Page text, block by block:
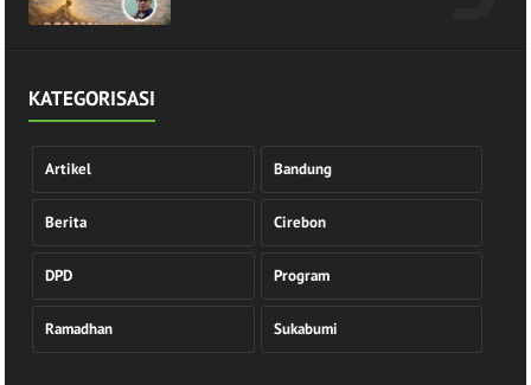
KATEGORISASI
Artikel Bandung
Berita Cirebon
DPD Program
Ramadhan Sukabumi